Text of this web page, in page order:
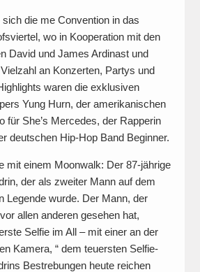
die me Convention in das
wo in Kooperation mit den
David und James Ardinast und
an Konzerten, Partys und
waren die exklusiven
Yung Hurn, der amerikanischen
für She’s Mercedes, der Rapperin
deutschen Hip-Hop Band Beginner.
mit einem Moonwalk: Der 87‑jährige
der als zweiter Mann auf dem
Legende wurde. Der Mann, der
allen anderen gesehen hat,
Selfie im All – mit einer an der
Kamera, “ dem teuersten Selfie-
Bestrebungen heute reichen